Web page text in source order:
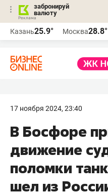
забронируй
валюту
Казань25.9° Москва28.8°
17 ноября 2024, 23:40
В Босфоре
движение
поломки
шел из